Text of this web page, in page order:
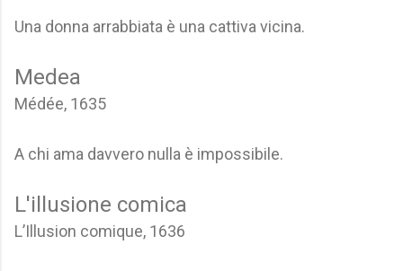
Una donna arrabbiata è una cattiva vicina.
Medea
Médée, 1635
A chi ama davvero nulla è impossibile.
L'illusione comica
L’Illusion comique, 1636